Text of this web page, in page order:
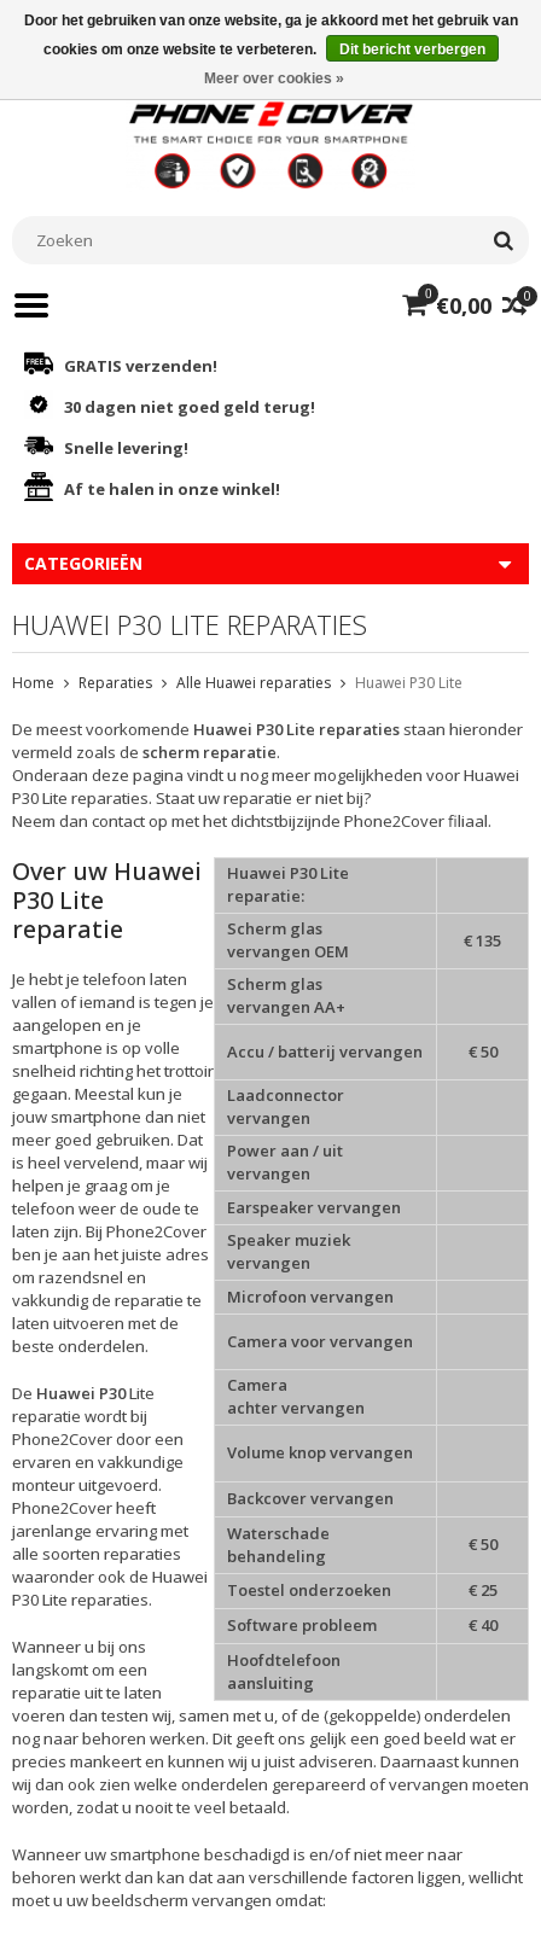
0
0 €0,00
GRATIS verzenden!
30 dagen niet goed geld terug!
Snelle levering!
Af te halen in onze winkel!
CATEGORIEËN
HUAWEI P30 LITE REPARATIES
Home Reparaties Alle Huawei reparaties Huawei P30 Lite
De meest voorkomende Huawei P30 Lite reparatiesstaan hieronder
vermeld zoals de scherm reparatie.
Onderaan deze pagina vindt u nog meer mogelijkheden voor Huawei
P30 Lite reparaties. Staat uw reparatie er niet bij?
Neem dan contact op met het dichtstbijzijnde Phone2Cover filiaal.
Huawei P30 Lite
reparatie:
Scherm glas
vervangen OEM
€ 135
Scherm glas
vervangen AA+
Accu / batterij vervangen
€ 50
Laadconnector
vervangen
Power aan / uit
vervangen
Earspeaker vervangen
Speaker muziek
vervangen
Microfoon vervangen
Camera voor vervangen
Camera
achter vervangen
Volume knop vervangen
Backcover vervangen
Waterschade
behandeling
€ 50
Toestel onderzoeken
€ 25
Software probleem
€ 40
Hoofdtelefoon
aansluiting
Over uw Huawei
P30 Lite
reparatie
Je hebt je telefoon laten
vallen of iemand is tegen je
aangelopen en je
smartphone is op volle
snelheid richting het trottoir
gegaan. Meestal kun je
jouw smartphone dan niet
meer goed gebruiken. Dat
is heel vervelend, maar wij
helpen je graag om je
telefoon weer de oude te
laten zijn. Bij Phone2Cover
ben je aan het juiste adres
om razendsnel en
vakkundig de reparatie te
laten uitvoeren met de
beste onderdelen.
De Huawei P30Lite
reparatie wordt bij
Phone2Cover door een
ervaren en vakkundige
monteur uitgevoerd.
Phone2Cover heeft
jarenlange ervaring met
alle soorten reparaties
waaronder ook de Huawei
P30 Lite reparaties.
Wanneer u bij ons
langskomt om een
reparatie uit te laten
voeren dan testen wij, samen met u, of de (gekoppelde) onderdelen
nog naar behoren werken. Dit geeft ons gelijk een goed beeld wat er
precies mankeert en kunnen wij u juist adviseren. Daarnaast kunnen
wij dan ook zien welke onderdelen gerepareerd of vervangen moeten
worden, zodat u nooit te veel betaald.
Wanneer uw smartphone beschadigd is en/of niet meer naar
behoren werkt dan kan dat aan verschillende factoren liggen, wellicht
moet u uw beeldscherm vervangen omdat:
Door het gebruiken van onze website, ga je akkoord met het gebruik van
cookies om onze website te verbeteren.
Dit bericht verbergen
Meer over cookies »